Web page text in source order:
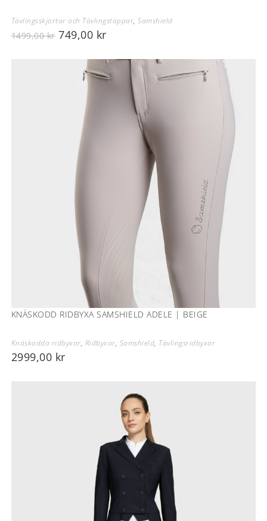
Tävlingsskjortor och Tävlingstoppar,Samshield
1499,00kr 749,00 kr
KNÄSKODD RIDBYXA SAMSHIELD ADELE | BEIGE
Knäskodda ridbyxor, Ridbyxor, Samshield, Tävlingsridbyxor
2999,00 kr